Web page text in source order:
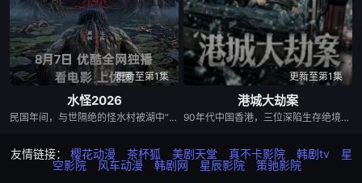
更新至第1集
水怪2026
民国年间，与世隔绝的怪水村被湖中“水猴子”所扰。此物实为濒危水栖人猿，能模仿人言诱杀村民。少年水生幼年目睹父亲惨死其手，自此深陷恐惧。村中长老三叔公借祭祀之名行愚昧统治，以活人献祭暂息水怪，却埋下更深祸根。连年暴雨与人为侵扰激怒水猴子，袭击频发。当香兰之弟被食、其父莫叔反抗被杀，香兰决意以身献祭复仇。水生幡然觉醒，不再逃避，联合青年村民布设机关陷阱，假借献祭诱敌。恶战后水怪被擒，却于庆功夜破笼而出，血洗村庄，三叔公亦命丧其口。村民终于醒悟：迷信退让换不来平安。水生断发持叉，率众设伏，以智慧与血勇将水怪斩杀。晨光中，他与香兰相扶而立，唯有直面恐惧、团结抗争，方能驱散千年阴霾，重获新生。
更新至第1集
港城大劫案
90年代中国香港，三位深陷生存绝境的底层小人物，因一场劫案命运交织。押款员唐月玲急需巨款为心脏病父亲做移植手术；搭档李国荣遭杀猪盘骗光积蓄，还面临失业危机；街坊丧坤在黑帮九纹龙手下谋生，不慎弄丢社团钱款，遭黑帮全城追杀。走投无路的唐月玲与丧坤打算抢夺黑帮钱财，行动失败偶遇李国荣，行车记录仪拍下二人图谋。李国荣顺势提议联手打劫押款车，计划借大坑舞火龙盛典人流管制实施行动，三人在煎熬中达成共识。 行动当晚局势彻底失控：追杀丧坤的黑帮、全副武装的南亚悍匪、本欲假意劫车的三人形成三方混战。三人不忍伤及无辜，驾车转移至僻静处，凭借安保专业能力拼死制服悍匪，押运现金却在激战中焚毁。所幸损失由保险全额赔付，三人因挺身而出勇斗歹徒获得公司嘉奖。丰厚奖金化解所有人困境，唐父手术顺利，丧坤告别黑道拜师经营烧鹅店。影片借跌宕劫案，刻画普通人在金钱诱惑下的道德挣扎，传递坚守底线、向善终有出路的正向内核。
友情链接： 樱花动漫 茶杯狐 美剧天堂 真不卡影院 韩剧tv
星
空影院
风车动漫 韩剧网 星辰影院 策驰影院